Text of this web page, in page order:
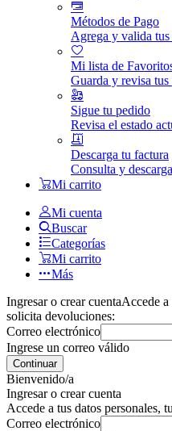
Métodos de Pago
Agrega y valida tus
Mi lista de
Guarda y revisa
Sigue tu pedido
Revisa el estado
Descarga tu factura
Consulta y
Mi carrito
Mi cuenta
Buscar
Categorías
Mi carrito
Más
Ingresar o crear cuentaAccede a
solicita devoluciones:
Correo electrónico
Ingrese un correo válido
Continuar
Bienvenido/a
Ingresar o crear cuenta
Accede a tus datos personales,
Correo electrónico